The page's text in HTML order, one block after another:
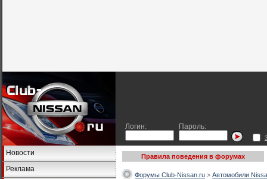
Логин: Пароль:
Новости
Реклама
Правила поведения в форумах
Форумы Club-Nissan.ru > Автомобили